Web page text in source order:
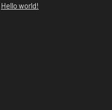
Hello world!